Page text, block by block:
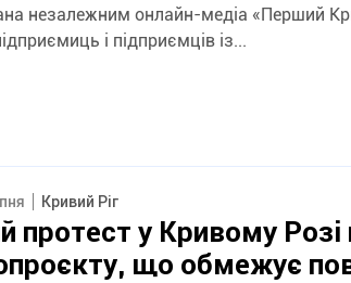
незалежним онлайн-медіа «Перший
і підприємців із...
Кривий Ріг
протест у Кривому Розі
що обмежує